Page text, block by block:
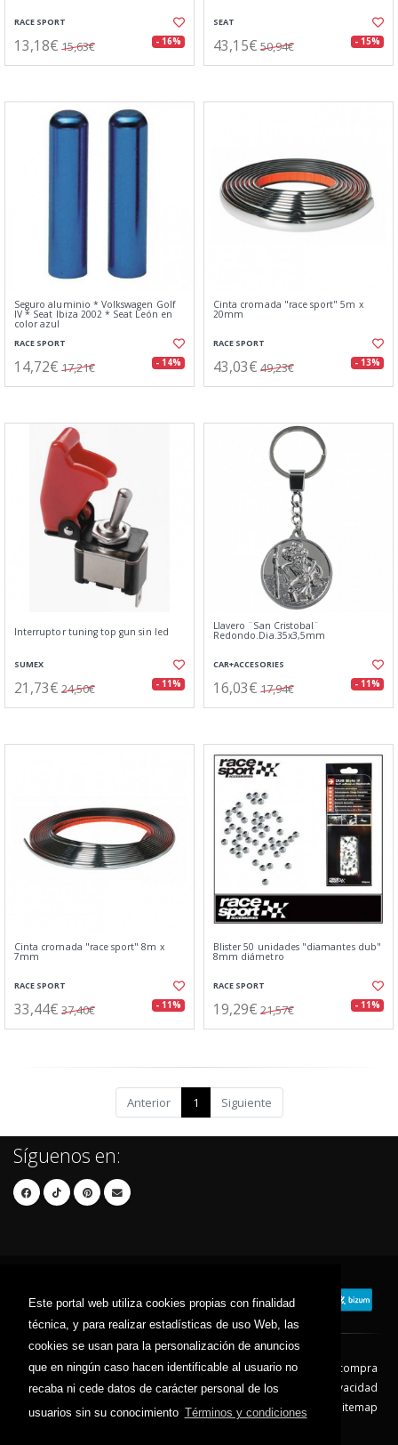
Este portal web utiliza cookies propias con finalidad
técnica, y para realizar estadísticas de uso Web, las
cookies se usan para la personalización de anuncios
que en ningún caso hacen identificable al usuario no
recaba ni cede datos de carácter personal de los
usuarios sin su conocimiento Términos y condiciones
RACE SPORT
13,18€ 15,63€ - 16%
SEAT
43,15€ 50,94€ - 15%
Seguro aluminio * Volkswagen Golf
IV * Seat Ibiza 2002 * Seat León en
color azul
RACE SPORT
14,72€ 17,21€ - 14%
Cinta cromada "race sport" 5m x
20mm
RACE SPORT
43,03€ 49,23€ - 13%
Interruptor tuning top gun sin led
SUMEX
21,73€ 24,50€ - 11%
Llavero ¨San Cristobal¨
Redondo.Dia.35x3,5mm
CAR+ACCESORIES
16,03€ 17,94€ - 11%
Cinta cromada "race sport" 8m x
7mm
RACE SPORT
33,44€ 37,40€ - 11%
Blister 50 unidades "diamantes dub"
8mm diámetro
RACE SPORT
19,29€ 21,57€ - 11%
Anterior 1 Siguiente
Síguenos en:
Contacto Aviso Legal
Condiciones de compra
Política de envíos
Política de devolución
Política de Privacidad
Política de Cookies
Sitemap